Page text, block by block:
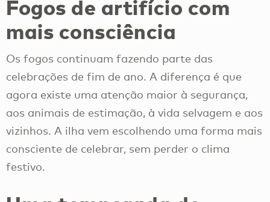
Fogos de artifício com
mais consciência
Os fogos continuam fazendo parte das
celebrações de fim de ano. A diferença é que
agora existe uma atenção maior à segurança,
aos animais de estimação, à vida selvagem e aos
vizinhos. A ilha vem escolhendo uma forma mais
consciente de celebrar, sem perder o clima
festivo.